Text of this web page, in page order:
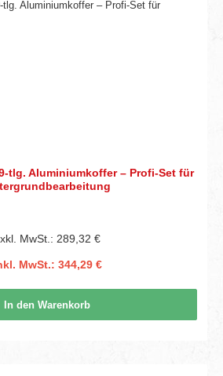
tlg. Aluminiumkoffer – Profi-Set für
MwSt.: 289,32 €
MwSt.: 344,29 €
In den Warenkorb